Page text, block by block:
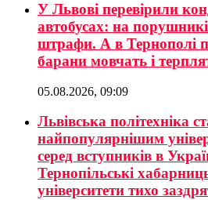
У Львові перевірили
автобусах: на
штрафи. А в Тернополі
барани мовчать і
05.08.2026, 09:09
Львівська політехніка
найпопулярнішим
серед вступників в
Тернопільські
університети тихо